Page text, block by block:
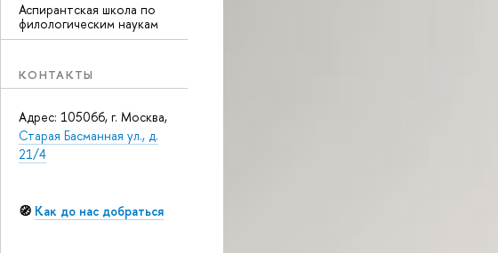
Аспирантская школа по
филологическим наукам
КОНТАКТЫ
Адрес: 105066, г. Москва,
Старая Басманная ул., д.
21/4
🧭 Как до нас добраться